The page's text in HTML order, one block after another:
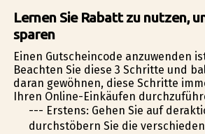
Lernen Sie Rabatt zu nutzen,
sparen
Einen Gutscheincode anzuwenden
Beachten Sie diese 3 Schritte und
daran gewöhnen, diese Schritte
Ihren Online-Einkäufen
--- Erstens: Gehen Sie auf
durchstöbern Sie die